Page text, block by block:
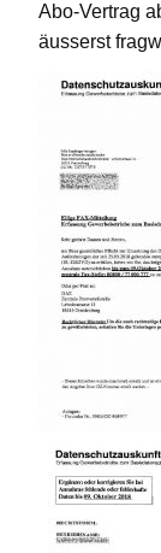
Abo-Vertrag
äusserst